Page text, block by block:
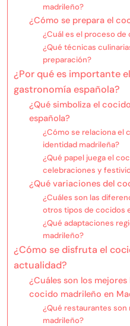
madrileño?
¿Cómo se prepara el
¿Cuál es el proceso
¿Qué técnicas
preparación?
¿Por qué es importante
gastronomía española?
¿Qué simboliza el
española?
¿Cómo se relaciona el
identidad madrileña?
¿Qué papel juega el
celebraciones y
¿Qué variaciones del
¿Cuáles son las
otros tipos de cocidos
¿Qué adaptaciones
madrileño?
¿Cómo se disfruta el
actualidad?
¿Cuáles son los
cocido madrileño en
¿Qué restaurantes
madrileño?